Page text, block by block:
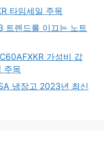
타임세일 주목
렌드를 이끄는 노트
가성비 갑
주목
냉장고 2023년 최신